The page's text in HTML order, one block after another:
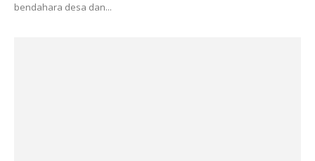
bendahara desa dan...